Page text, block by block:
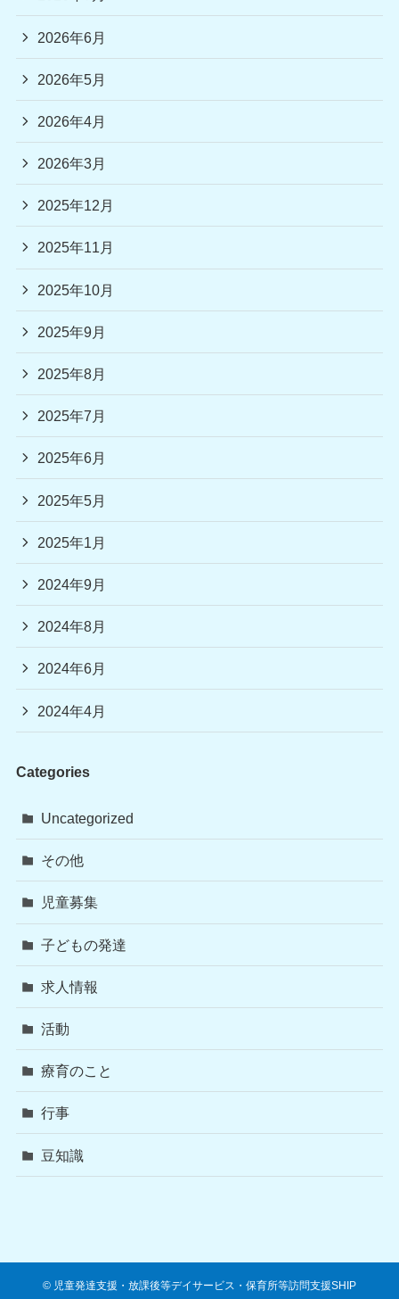
2026年6月
2026年5月
2026年4月
2026年3月
2025年12月
2025年11月
2025年10月
2025年9月
2025年8月
2025年7月
2025年6月
2025年5月
2025年1月
2024年9月
2024年8月
2024年6月
2024年4月
Categories
Uncategorized
その他
児童募集
子どもの発達
求人情報
活動
療育のこと
行事
豆知識
© 児童発達支援・放課後等デイサービス・保育所等訪問支援SHIP